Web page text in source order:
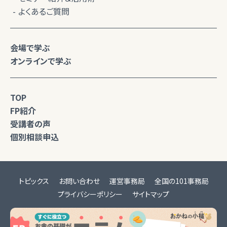
よくあるご質問
会場で学ぶ
オンラインで学ぶ
TOP
FP紹介
受講者の声
個別相談申込
トピックス お問い合わせ 運営事務局
全国の101事務局
プライバシーポリシー
サイトマップ